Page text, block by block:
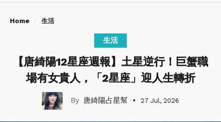
Home 生活
生活
【唐綺陽12星座週報】土星逆行！巨蟹職
場有女貴人，「2星座」迎人生轉折
唐綺陽占星幫 27 Jul, 2026